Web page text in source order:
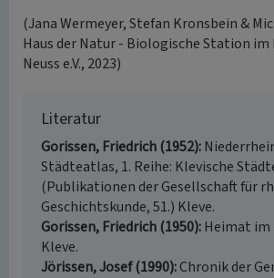
(Jana Wermeyer, Stefan Kronsbein &
Haus der Natur - Biologische Station im
Neuss e.V., 2023)
Literatur
Gorissen, Friedrich (1952)
Städteatlas, 1. Reihe: Klevische
(Publikationen der Gesellschaft für
Geschichtskunde, 51.) Kleve.
Gorissen, Friedrich (1950) Heimat im
Kleve.
Jörissen, Josef (1990) Chronik der